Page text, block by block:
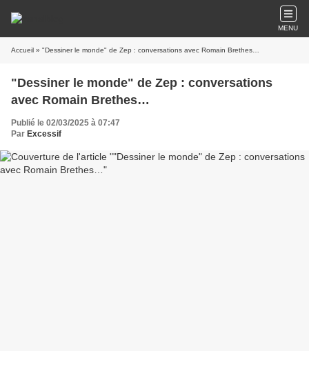
MENU
Accueil » "Dessiner le monde" de Zep : conversations avec Romain Brethes…
"Dessiner le monde" de Zep : conversations
avec Romain Brethes…
Publié le 02/03/2025 à 07:47
Par Excessif